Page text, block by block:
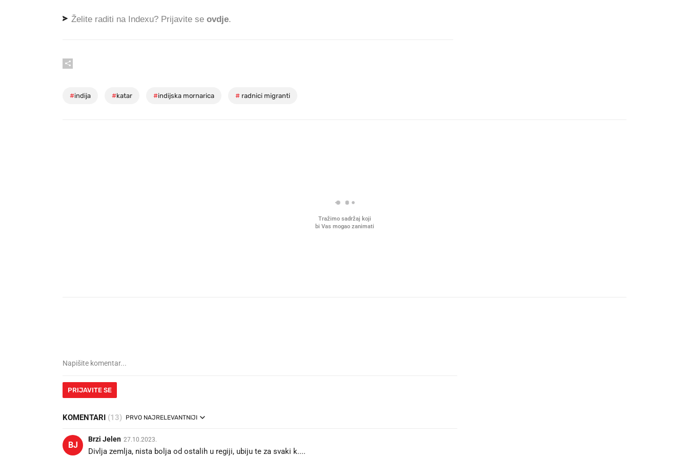
Želite raditi na Indexu? Prijavite se ovdje.
#indija #katar #indijska mornarica # radnici migranti
Tražimo sadržaj koji
bi Vas mogao zanimati
PRIJAVITE SE
KOMENTARI (13) PRVO NAJRELEVANTNIJI
BJ
Brzi Jelen 27.10.2023.
Divlja zemlja, nista bolja od ostalih u regiji, ubiju te za svaki k....